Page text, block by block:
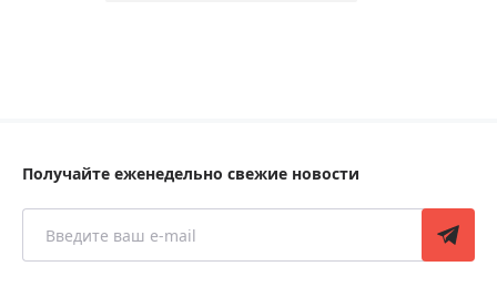
Получайте еженедельно свежие новости